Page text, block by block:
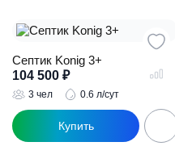
Септик Konig 3+
104 500 ₽
3 чел 0.6 л/сут